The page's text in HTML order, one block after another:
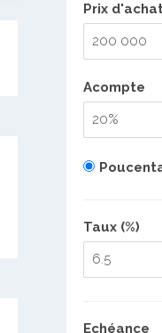
Prix
Acompte
Taux (%)
Echéance